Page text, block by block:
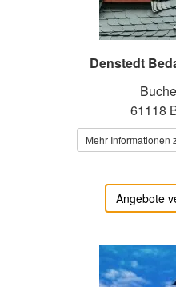
Denstedt
61118
Mehr Informationen
Angebote